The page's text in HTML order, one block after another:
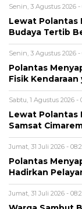
Senin, 3 Agustus 2026 -
Lewat Polantas
Budaya Tertib
Senin, 3 Agustus 2026 -
Polantas
Fisik
Sabtu, 1 Agustus 2026
Lewat Polantas
Samsat
Jumat, 31 Juli 2026 -
Polantas
Hadirkan
Jumat, 31 Juli 2026 -